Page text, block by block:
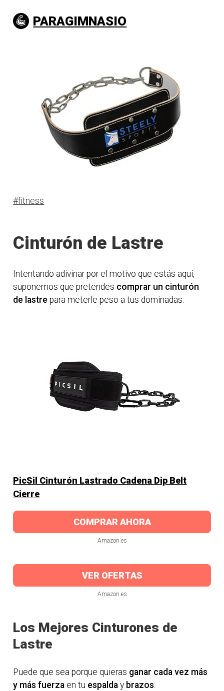
PARAGIMNASIO
#fitness
Cinturón de Lastre
Intentando adivinar por el motivo que estás aquí,
suponemos que pretendes comprar un cinturón
de lastre para meterle peso a tus dominadas.
PicSil Cinturón Lastrado Cadena Dip Belt
Cierre
COMPRAR AHORA
Amazon.es
VER OFERTAS
Amazon.es
Los Mejores Cinturones de
Lastre
Puede que sea porque quieras ganar cada vez más
y más fuerza en tu espalda y brazos.